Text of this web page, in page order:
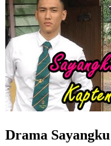
Drama